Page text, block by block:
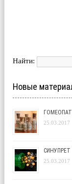
Найти:
Новые
25.03.2017
25.03.2017